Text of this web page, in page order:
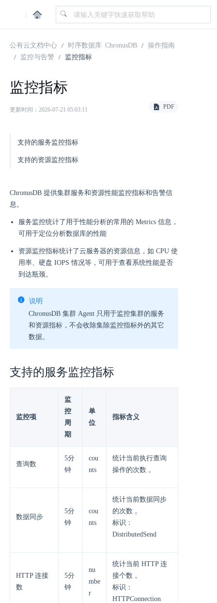
|
公有云文档中心 时序数据库 ChronusDB
操作指南
监控与告警
监控指标
监控指标
更新时间：2026-07-21 05:03:11 PDF
支持的服务监控指标
支持的资源监控指标
ChronusDB 提供集群服务和资源性能监控指标和告警信
息。
服务监控统计了用于性能分析的常用的 Metrics 信息，
可用于定位分析数据库的性能
资源监控指标统计了云服务器的资源信息，如 CPU 使
用率、硬盘 IOPS 情况等，可用于查看系统性能是否
到达瓶颈。
说明
ChronusDB 集群 Agent 只用于监控集群的服务
和资源指标，不会收除集除监控指标外的其它
数据。
支持的服务监控指标
监控项
监
控
周
期
单
位
指标含义
查询数
5分
钟
cou
nts
统计当前执行查询
操作的次数 。
数据同步
5分
钟
cou
nts
统计当前数据同步
的次数 。
标识：
DistributedSend
HTTP 连接
数
5分
钟
nu
mbe
r
统计当前 HTTP 连
接个数 。
标识：
HTTPConnection